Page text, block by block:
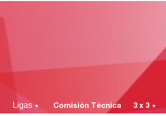
Ligas ▼ Comisión Técnica 3 x 3 ▼